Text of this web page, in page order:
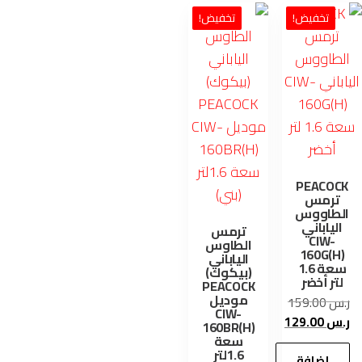
تخفيض!
ترمس
الياباني
CIW-
160G(H)
سعة 1.6
لتر أخضر
159.00
129.00
السعر
تخفيض!
ترمس
الطاوس
الياباني
(بيكوك)
PEACOCK
موديل
CIW-
160BR(H)
سعة
1.6لتر